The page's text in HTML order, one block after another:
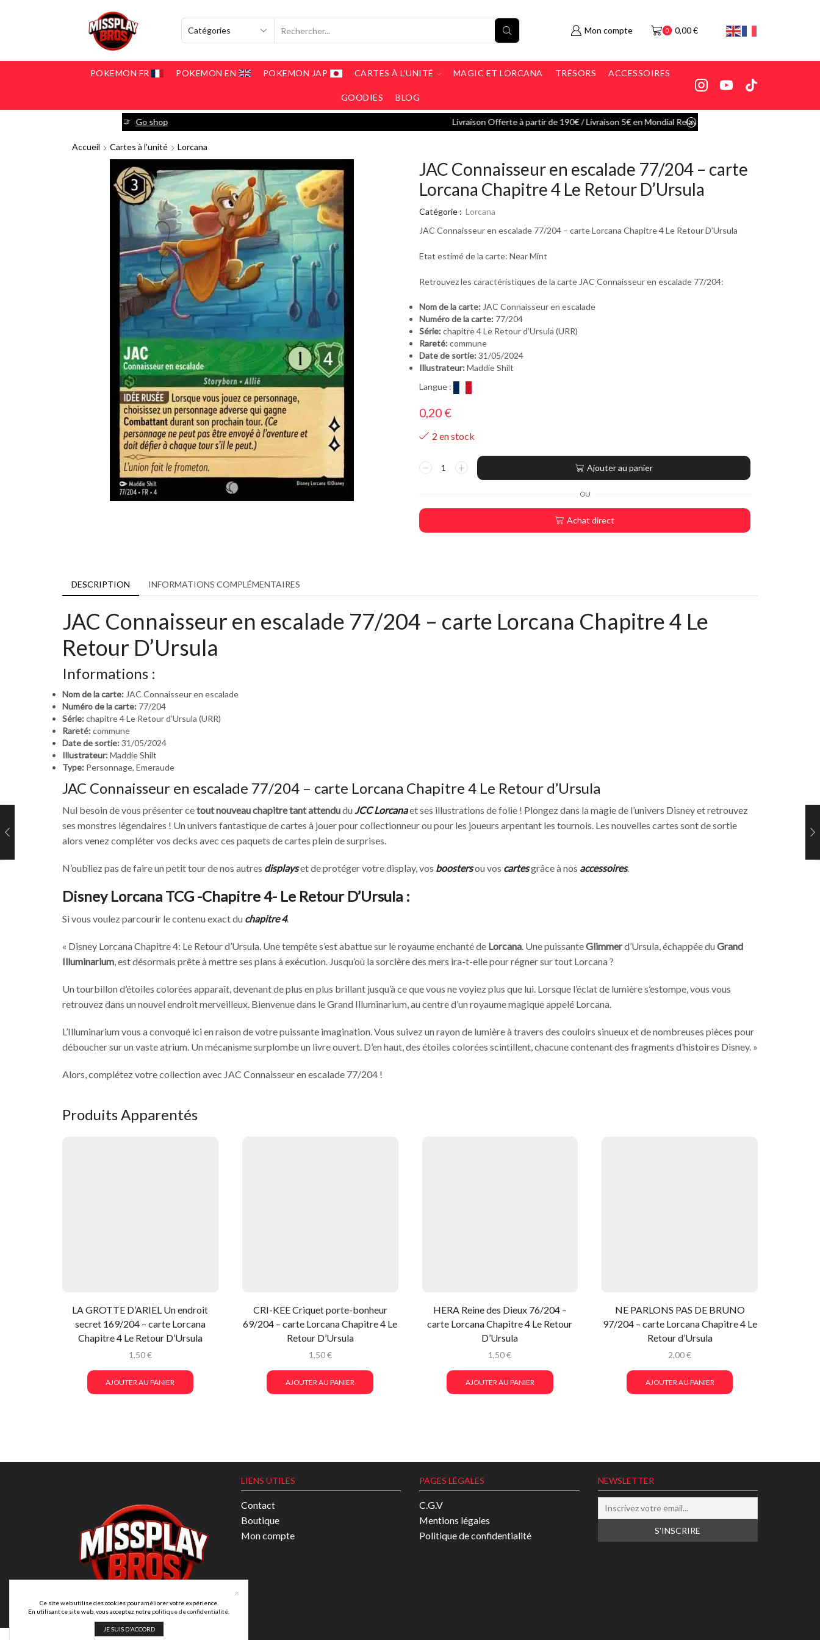
Mon compte 0 0,00€
POKEMON FR POKEMON EN POKEMON JAP CARTES À L’UNITÉ MAGIC ET LORCANA TRÉSORS ACCESSOIRES
GOODIES BLOG
Livraison Offerte à partir de 190€ / Livraison 5€ en Mondial Relay Go shop
Accueil Cartes à l'unité Lorcana
JAC Connaisseur en escalade 77/204 – carte
Lorcana Chapitre 4 Le Retour D’Ursula
Catégorie : Lorcana
JAC Connaisseur en escalade 77/204 – carte Lorcana Chapitre 4 Le Retour D’Ursula
Etat estimé de la carte: Near Mint
Retrouvez les caractéristiques de la carte JAC Connaisseur en escalade 77/204:
Nom de la carte: JAC Connaisseur en escalade
Numéro de la carte: 77/204
Série:chapitre 4 Le Retour d’Ursula (URR)
Rareté:commune
Date de sortie:31/05/2024
Illustrateur:Maddie Shilt
Langue :
0,20€
2 en stock
Ajouter au panier
OU
Achat direct
DESCRIPTION INFORMATIONS COMPLÉMENTAIRES
JAC Connaisseur en escalade 77/204 – carte Lorcana Chapitre 4 Le
Retour D’Ursula
Informations :
Nom de la carte: JAC Connaisseur en escalade
Numéro de la carte: 77/204
Série:chapitre 4 Le Retour d’Ursula (URR)
Rareté:commune
Date de sortie:31/05/2024
Illustrateur:Maddie Shilt
Type: Personnage, Emeraude
JAC Connaisseur en escalade 77/204 – carte Lorcana Chapitre 4 Le Retour d’Ursula
Nul besoin de vous présenter cetout nouveau chapitre tant attenduduJCC Lorcanaet ses illustrations de folie ! Plongez dans la magie de l’univers Disney et retrouvez
ses monstres légendaires ! Un univers fantastique de cartes à jouer pour collectionneur ou pour les joueurs arpentant les tournois. Les nouvelles cartes sont de sortie
alors venez compléter vos decks avec ces paquets de cartes plein de surprises.
N’oubliez pas de faire un petit tour de nos autres displayset de protéger votre display, vos boostersou vos cartesgrâce à nos accessoires.
Disney Lorcana TCG -Chapitre 4- Le Retour D’Ursula :
Si vous voulez parcourir le contenu exact du chapitre 4.
« Disney Lorcana Chapitre 4: Le Retour d’Ursula. Une tempête s’est abattue sur le royaume enchanté de Lorcana. Une puissanteGlimmerd’Ursula, échappée duGrand
Illuminarium, est désormais prête à mettre ses plans à exécution. Jusqu’où la sorcière des mers ira-t-elle pour régner sur tout Lorcana ?
Un tourbillon d’étoiles colorées apparaît, devenant de plus en plus brillant jusqu’à ce que vous ne voyiez plus que lui. Lorsque l’éclat de lumière s’estompe, vous vous
retrouvez dans un nouvel endroit merveilleux. Bienvenue dans le Grand Illuminarium, au centre d’un royaume magique appelé Lorcana.
L’Illuminarium vous a convoqué ici en raison de votre puissante imagination. Vous suivez un rayon de lumière à travers des couloirs sinueux et de nombreuses pièces pour
déboucher sur un vaste atrium. Un mécanisme surplombe un livre ouvert. D’en haut, des étoiles colorées scintillent, chacune contenant des fragments d’histoires Disney. »
Alors, complétez votre collection avec JAC Connaisseur en escalade 77/204 !
Produits Apparentés
LA GROTTE D’ARIEL Un endroit
secret 169/204 – carte Lorcana
Chapitre 4 Le Retour D’Ursula
1,50€
AJOUTER AU PANIER
CRI-KEE Criquet porte-bonheur
69/204 – carte Lorcana Chapitre 4 Le
Retour D’Ursula
1,50€
AJOUTER AU PANIER
HERA Reine des Dieux 76/204 –
carte Lorcana Chapitre 4 Le Retour
D’Ursula
1,50€
AJOUTER AU PANIER
NE PARLONS PAS DE BRUNO
97/204 – carte Lorcana Chapitre 4 Le
Retour d’Ursula
2,00€
AJOUTER AU PANIER
LIENS UTILES
Contact
Boutique
Mon compte
PAGES LÉGALES
C.G.V
Mentions légales
Politique de confidentialité
NEWSLETTER
Ce site web utilise des cookies pour améliorer votre expérience.
En utilisant ce site web, vous acceptez notre politique de confidentialité
JE SUIS D'ACCORD